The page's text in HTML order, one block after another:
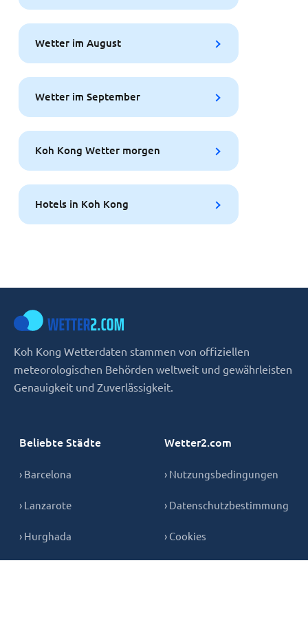
Wetter im August
Wetter im September
Koh Kong Wetter morgen
Hotels in Koh Kong
Koh Kong Wetterdaten stammen von offiziellen
meteorologischen Behörden weltweit und gewährleisten
Genauigkeit und Zuverlässigkeit.
Beliebte Städte
› Barcelona
› Lanzarote
› Hurghada
Wetter2.com
› Nutzungsbedingungen
› Datenschutzbestimmung
› Cookies